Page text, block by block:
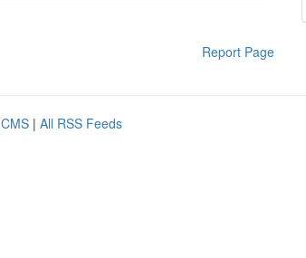
Report Page
| All RSS Feeds